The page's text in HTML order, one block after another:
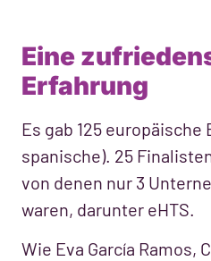
Eine
Erfahrung
Es gab 125 europäische
spanische). 25
von denen nur 3
waren, darunter eHTS.
Wie Eva García Ramos,